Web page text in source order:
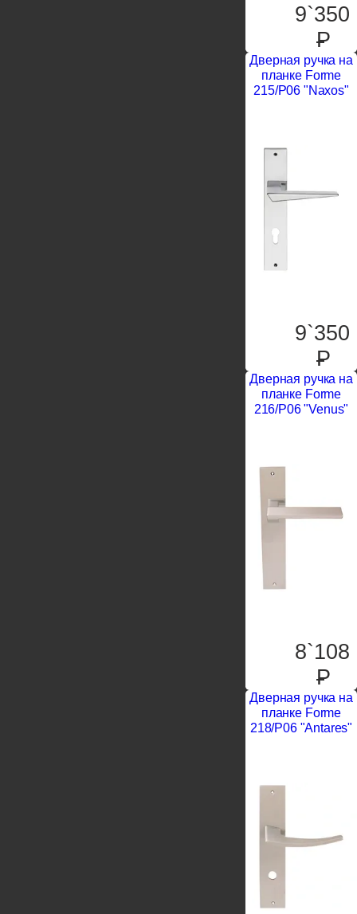
9`350
P
Дверная ручка на
планке Forme
215/P06 "Naxos"
9`350
P
Дверная ручка на
планке Forme
216/P06 "Venus"
8`108
P
Дверная ручка на
планке Forme
218/P06 "Antares"